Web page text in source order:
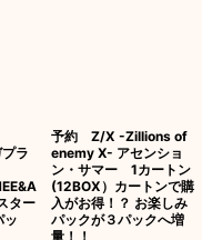
ラ
ター
ッ
予約 Z/X -Zillions of
enemy X- アセンショ
ン・サマー 1カートン
(12BOX）カートンで購
入がお得！？ お楽しみ
パックが３パックへ増
量！！